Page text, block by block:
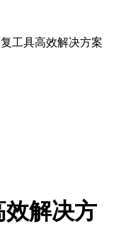
工具高效解决方案
解决方